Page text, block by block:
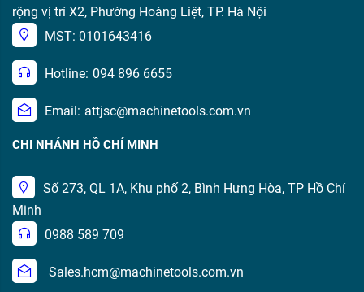
rộng vị trí X2, Phường Hoàng Liệt, TP. Hà Nội
MST: 0101643416
Hotline: 094 896 6655
Email: attjsc@machinetools.com.vn
CHI NHÁNH HỒ CHÍ MINH
Số 273, QL 1A, Khu phố 2, Bình Hưng Hòa, TP Hồ Chí
Minh
0988 589 709
Sales.hcm@machinetools.com.vn